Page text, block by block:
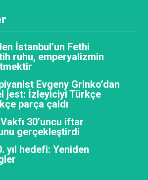
İstanbul’un Fethi
ruhu, emperyalizmin
Evgeny Grinko’dan
jest: İzleyiciyi Türkçe
parça çaldı
30’uncu iftar
gerçekleştirdi
yıl hedefi: Yeniden